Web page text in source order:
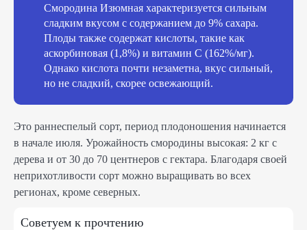
Смородина Изюмная характеризуется сильным
сладким вкусом с содержанием до 9% сахара.
Плоды также содержат кислоты, такие как
аскорбиновая (1,8%) и витамин С (162%/мг).
Однако кислота почти незаметна, вкус сильный,
но не сладкий, скорее освежающий.
Это раннеспелый сорт, период плодоношения начинается
в начале июля. Урожайность смородины высокая: 2 кг с
дерева и от 30 до 70 центнеров с гектара. Благодаря своей
неприхотливости сорт можно выращивать во всех
регионах, кроме северных.
Советуем к прочтению